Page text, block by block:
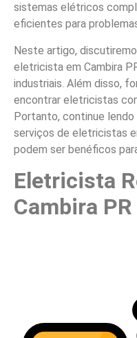
sistemas elétricos
eficientes para
Neste artigo,
eletricista em Cambira
industriais. Além disso,
encontrar eletricistas
Portanto, continue lendo
serviços de eletricistas
podem ser benéficos
Eletricista
Cambira PR